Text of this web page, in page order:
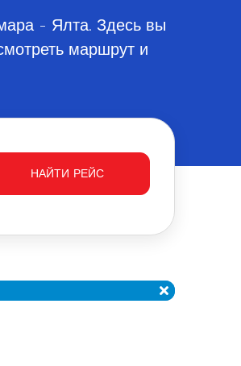
- Ялта. Здесь вы
маршрут и